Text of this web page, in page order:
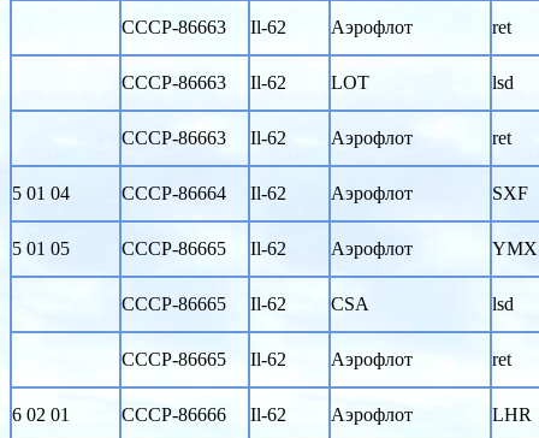
CCCP-86663 Il-62 Аэрофлот ret
CCCP-86663 Il-62 LOT lsd
CCCP-86663 Il-62 Аэрофлот ret
5 01 04 CCCP-86664 Il-62 Аэрофлот SXF
5 01 05 CCCP-86665 Il-62 Аэрофлот YMX
CCCP-86665 Il-62 CSA lsd
CCCP-86665 Il-62 Аэрофлот ret
6 02 01 CCCP-86666 Il-62 Аэрофлот LHR